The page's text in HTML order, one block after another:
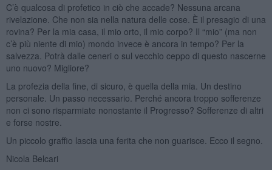
C’è qualcosa di profetico in ciò che accade? Nessuna arcana
rivelazione. Che non sia nella natura delle cose. È il presagio di una
rovina? Per la mia casa, il mio orto, il mio corpo? Il “mio” (ma non
c’è più niente di mio) mondo invece è ancora in tempo? Per la
salvezza. Potrà dalle ceneri o sul vecchio ceppo di questo nascerne
uno nuovo? Migliore?
La profezia della fine, di sicuro, è quella della mia. Un destino
personale. Un passo necessario. Perché ancora troppo sofferenze
non ci sono risparmiate nonostante il Progresso? Sofferenze di altri
e forse nostre.
Un piccolo graffio lascia una ferita che non guarisce. Ecco il segno.
Nicola Belcari